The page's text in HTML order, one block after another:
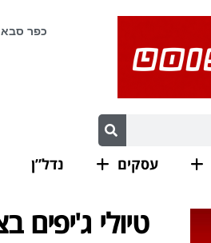
עסקים נדל”ן
טיולי ג'יפים